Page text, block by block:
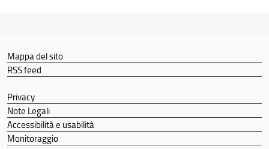
Mappa del sito
RSS feed
Privacy
Note Legali
Accessibilità e usabilità
Monitoraggio